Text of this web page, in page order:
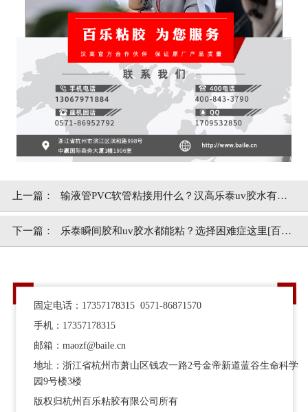
上一篇： 输液管PVC软管粘接用什么？汉高乐泰uv胶水有妙
招[百乐粘胶]
下一篇： 乐泰瞬间胶和uv胶水都能粘？选择困难症这里[百乐
固定电话：17357178315 0571-86871570
手机：17357178315
邮箱：maozf@baile.cn
地址：浙江省杭州市萧山区钱农一路2号金帝新道蓝谷生命科学
园9号楼3楼
版权归杭州百乐粘胶有限公司所有